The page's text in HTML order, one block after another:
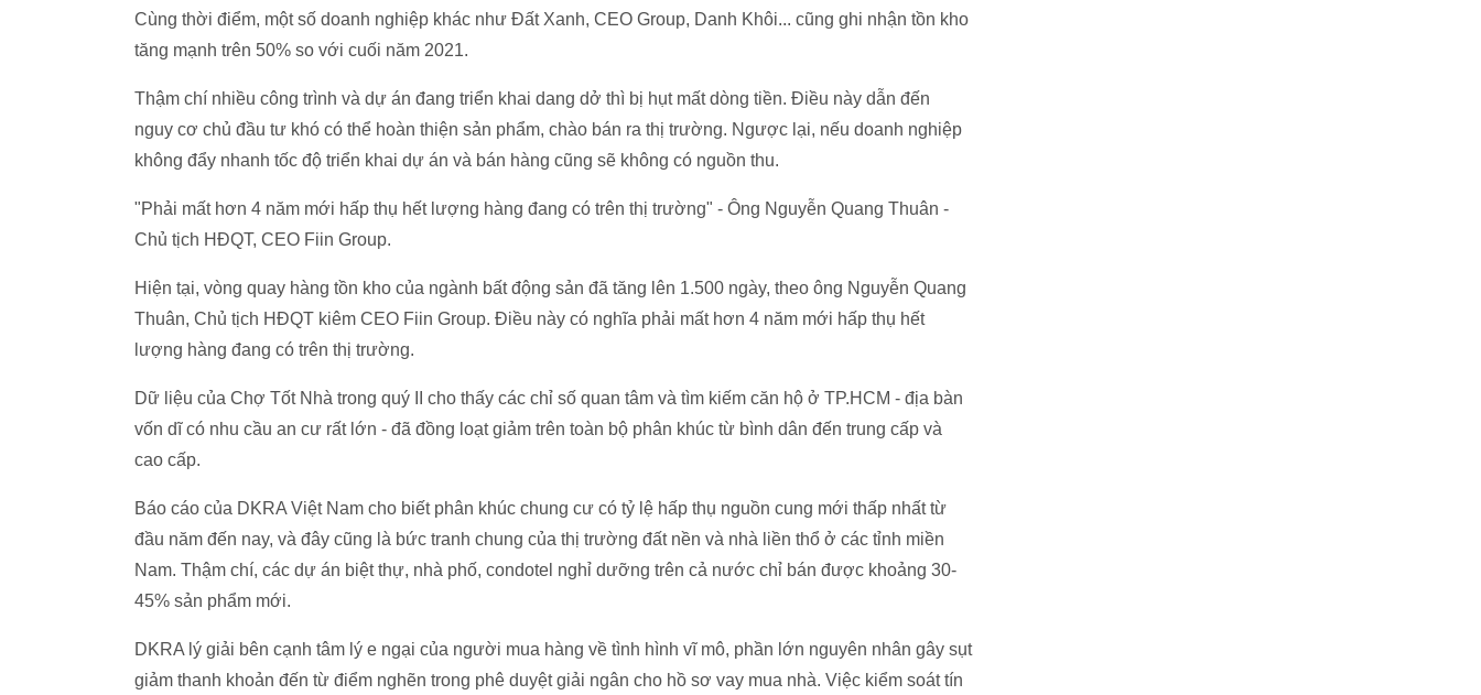
Cùng thời điểm, một số doanh nghiệp khác như Đất Xanh, CEO Group, Danh Khôi... cũng ghi nhận tồn kho
tăng mạnh trên 50% so với cuối năm 2021.
Thậm chí nhiều công trình và dự án đang triển khai dang dở thì bị hụt mất dòng tiền. Điều này dẫn đến
nguy cơ chủ đầu tư khó có thể hoàn thiện sản phẩm, chào bán ra thị trường. Ngược lại, nếu doanh nghiệp
không đẩy nhanh tốc độ triển khai dự án và bán hàng cũng sẽ không có nguồn thu.
"Phải mất hơn 4 năm mới hấp thụ hết lượng hàng đang có trên thị trường" - Ông Nguyễn Quang Thuân -
Chủ tịch HĐQT, CEO Fiin Group.
Hiện tại, vòng quay hàng tồn kho của ngành bất động sản đã tăng lên 1.500 ngày, theo ông Nguyễn Quang
Thuân, Chủ tịch HĐQT kiêm CEO Fiin Group. Điều này có nghĩa phải mất hơn 4 năm mới hấp thụ hết
lượng hàng đang có trên thị trường.
Dữ liệu của Chợ Tốt Nhà trong quý II cho thấy các chỉ số quan tâm và tìm kiếm căn hộ ở TP.HCM - địa bàn
vốn dĩ có nhu cầu an cư rất lớn - đã đồng loạt giảm trên toàn bộ phân khúc từ bình dân đến trung cấp và
cao cấp.
Báo cáo của DKRA Việt Nam cho biết phân khúc chung cư có tỷ lệ hấp thụ nguồn cung mới thấp nhất từ
đầu năm đến nay, và đây cũng là bức tranh chung của thị trường đất nền và nhà liền thổ ở các tỉnh miền
Nam. Thậm chí, các dự án biệt thự, nhà phố, condotel nghỉ dưỡng trên cả nước chỉ bán được khoảng 30-
45% sản phẩm mới.
DKRA lý giải bên cạnh tâm lý e ngại của người mua hàng về tình hình vĩ mô, phần lớn nguyên nhân gây sụt
giảm thanh khoản đến từ điểm nghẽn trong phê duyệt giải ngân cho hồ sơ vay mua nhà. Việc kiểm soát tín